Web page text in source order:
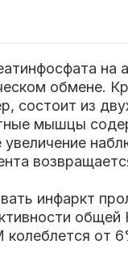
на
обмене.
состоит из
мышцы
инфаркт
от